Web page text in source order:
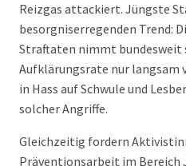
Reizgas attackiert. Jüngste
besorgniserregenden Trend:
Straftaten nimmt bundesweit
Aufklärungsrate nur langsam
in Hass auf Schwule und
solcher Angriffe.
Gleichzeitig fordern
Präventionsarbeit im Bereich